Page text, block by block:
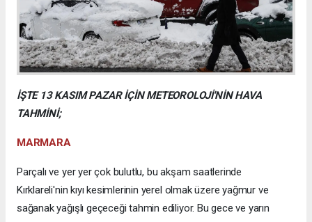
İŞTE 13 KASIM PAZAR İÇİN METEOROLOJİ'NİN HAVA
TAHMİNİ;
MARMARA
Parçalı ve yer yer çok bulutlu, bu akşam saatlerinde
Kırklareli'nin kıyı kesimlerinin yerel olmak üzere yağmur ve
sağanak yağışlı geçeceği tahmin ediliyor. Bu gece ve yarın